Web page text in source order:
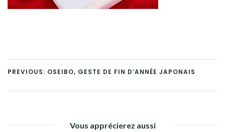
PREVIOUS: OSEIBO, GESTE DE FIN D’ANNÉE JAPONAIS
Vous apprécierez aussi